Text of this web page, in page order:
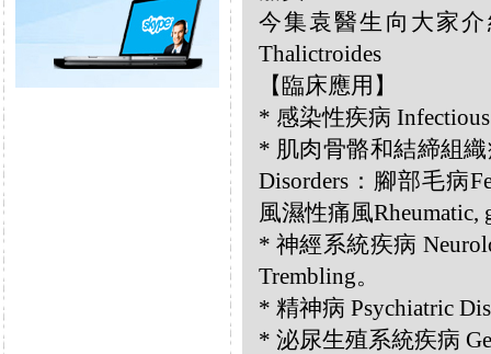
今集袁醫生向大家
Thalictroides
【臨床應用】
* 感染性疾病
* 肌肉骨骼和結締組織
Disorders：腳部毛病
風濕性痛風Rheumatic,
* 神經系統疾病
Trembling。
* 精神病 Psychiatric
* 泌尿生殖系統疾病